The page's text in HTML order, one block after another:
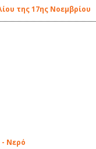
της 17ης Νοεμβρίου
Νερό